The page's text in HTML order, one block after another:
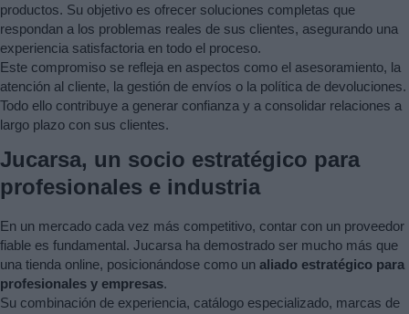
productos. Su objetivo es ofrecer soluciones completas que
respondan a los problemas reales de sus clientes, asegurando una
experiencia satisfactoria en todo el proceso.
Este compromiso se refleja en aspectos como el asesoramiento, la
atención al cliente, la gestión de envíos o la política de devoluciones.
Todo ello contribuye a generar confianza y a consolidar relaciones a
largo plazo con sus clientes.
Jucarsa, un socio estratégico para
profesionales e industria
En un mercado cada vez más competitivo, contar con un proveedor
fiable es fundamental. Jucarsa ha demostrado ser mucho más que
una tienda online, posicionándose como un aliado estratégico para
profesionales y empresas.
Su combinación de experiencia, catálogo especializado, marcas de